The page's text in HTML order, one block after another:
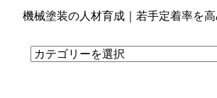
機械塗装の人材育成｜若手定着率を